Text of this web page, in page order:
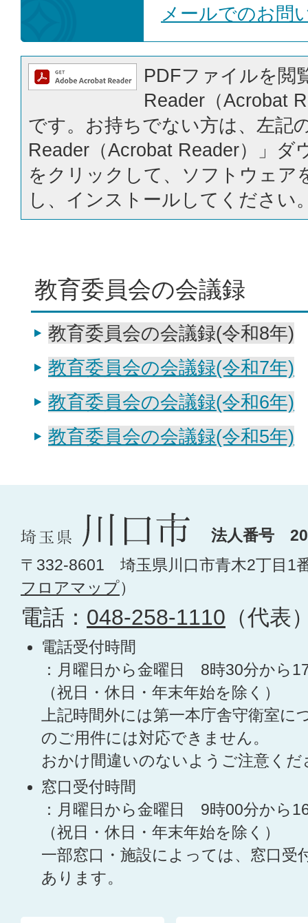
メールでのお問
PDFファイルを閲
Reader（Acrobat
です。お持ちでない方は、左記
Reader（Acrobat Reader）」ダ
をクリックして、ソフトウェア
し、インストールしてください
教育委員会の会議録
教育委員会の会議録(令和8年)
教育委員会の会議録(令和7年)
教育委員会の会議録(令和6年)
教育委員会の会議録(令和5年)
法人番号
〒332-8601 埼玉県川口市青木2丁目1
フロアマップ）
電話： 048-258-1110 （代表
電話受付時間
：月曜日から金曜日 8時30分から
（祝日・休日・年末年始を除く）
上記時間外には第一本庁舎守衛室に
のご用件には対応できません。
おかけ間違いのないようご注意くだ
窓口受付時間
：月曜日から金曜日 9時00分から
（祝日・休日・年末年始を除く）
一部窓口・施設によっては、窓口受
あります。